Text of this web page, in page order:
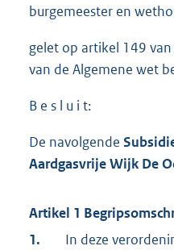
burgemeester en
gelet op artikel 149
van de Algemene wet
B e s l u i t:
De navolgende
Aardgasvrije Wijk De
Artikel 1
1.
In deze